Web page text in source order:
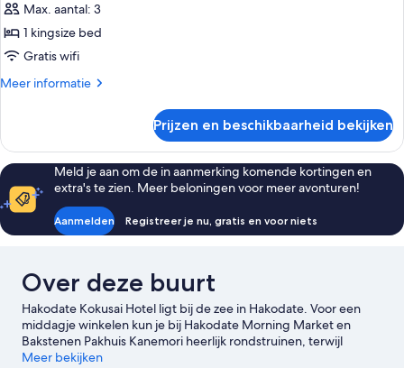
Max. aantal: 3
1 kingsize bed
Gratis wifi
Meer informatie
Meer
kamer,
niet-
roken
(Premium
King)
Prijzen en beschikbaarheid bekijken
Meld je aan om de in aanmerking komende kortingen en
extra's te zien. Meer beloningen voor meer avonturen!
Aanmelden Registreer je nu, gratis en voor niets
Over deze buurt
Hakodate Kokusai Hotel ligt bij de zee in Hakodate. Voor een
middagje winkelen kun je bij Hakodate Morning Market en
Bakstenen Pakhuis Kanemori heerlijk rondstruinen, terwijl
natuurliefhebbers juist bij Park van Hakodate en Tachimachi-
Meer bekijken